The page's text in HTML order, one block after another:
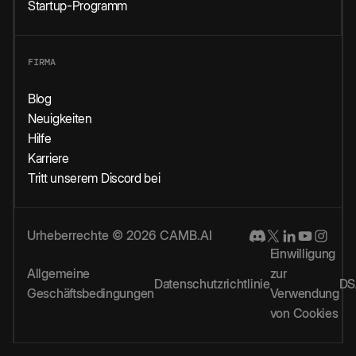
Startup-Programm
FIRMA
Blog
Neuigkeiten
Hilfe
Karriere
Tritt unserem Discord bei
Urheberrechte © 2026 CAMB.AI
Allgemeine
Geschäftsbedingungen
Datenschutzrichtlinie
Einwilligung
zur
Verwendung
von Cookies